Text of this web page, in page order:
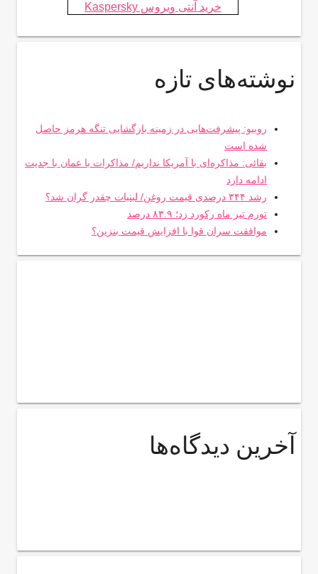
خرید آنتی ویروس Kaspersky
نوشته‌های تازه
روبیو: پیشرفت‌هایی در زمینه بازگشایی تنگه هرمز حاصل
شده است
بقائی: مذاکره‌ای با آمریکا نداریم/ مذاکرات با عمان با جدیت
ادامه دارد
رشد ۳۴۴ درصدی قیمت روغن/ لبنیات چقدر گران شد؟
تورم تیر ماه رکورد زد؛ ۸۳.۹ درصد
موافقت سران قوا با افزایش قیمت بنزین؟
آخرین دیدگاه‌ها